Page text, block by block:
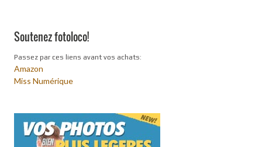
Soutenez fotoloco!
Passez par ces liens avant vos achats:
Amazon
Miss Numérique